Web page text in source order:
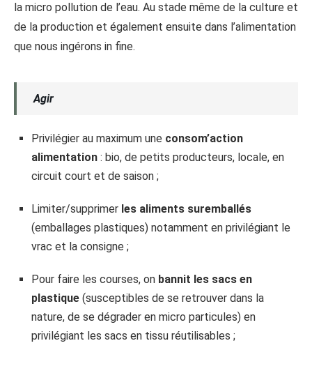
la micro pollution de l’eau. Au stade même de la culture et
de la production et également ensuite dans l’alimentation
que nous ingérons in fine.
Agir
Privilégier au maximum une consom’action
alimentation : bio, de petits producteurs, locale, en
circuit court et de saison ;
Limiter/supprimer les aliments suremballés
(emballages plastiques) notamment en privilégiant le
vrac et la consigne ;
Pour faire les courses, on bannit les sacs en
plastique (susceptibles de se retrouver dans la
nature, de se dégrader en micro particules) en
privilégiant les sacs en tissu réutilisables ;